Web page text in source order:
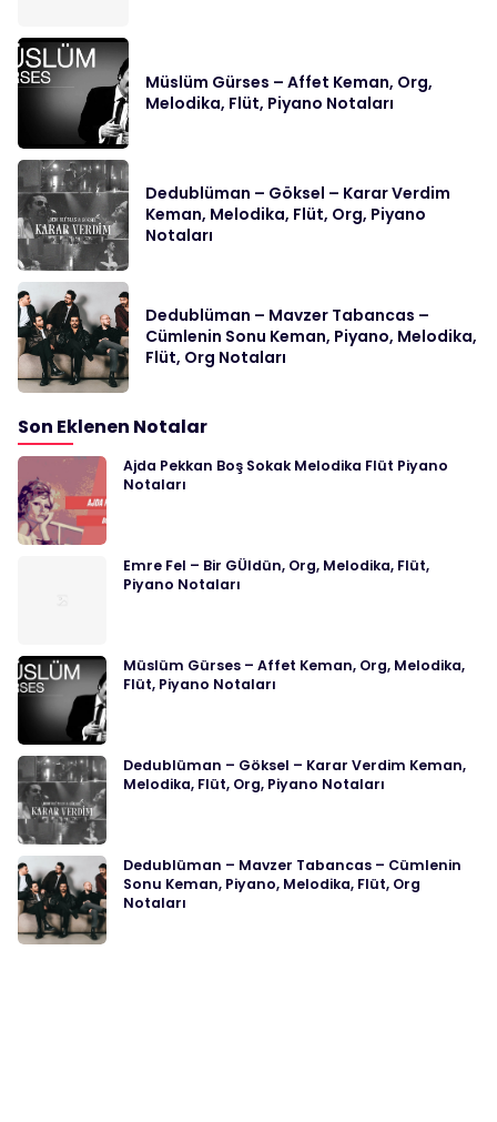
Müslüm Gürses – Affet Keman, Org,
Melodika, Flüt, Piyano Notaları
Dedublüman – Göksel – Karar Verdim
Keman, Melodika, Flüt, Org, Piyano
Notaları
Dedublüman – Mavzer Tabancas –
Cümlenin Sonu Keman, Piyano, Melodika,
Flüt, Org Notaları
Son Eklenen Notalar
Ajda Pekkan Boş Sokak Melodika Flüt Piyano
Notaları
Emre Fel – Bir GÜldün, Org, Melodika, Flüt,
Piyano Notaları
Müslüm Gürses – Affet Keman, Org, Melodika,
Flüt, Piyano Notaları
Dedublüman – Göksel – Karar Verdim Keman,
Melodika, Flüt, Org, Piyano Notaları
Dedublüman – Mavzer Tabancas – Cümlenin
Sonu Keman, Piyano, Melodika, Flüt, Org
Notaları